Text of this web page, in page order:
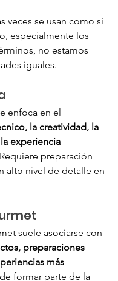
veces se usan como si
especialmente los
no estamos
iguales.
enfoca en el
la creatividad, la
experiencia
preparación
alto nivel de detalle en
suele asociarse con
preparaciones
más
formar parte de la